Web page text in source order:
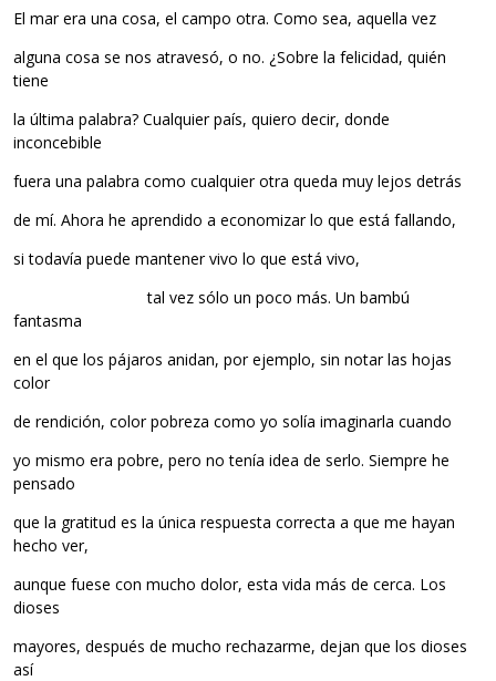
El mar era una cosa, el campo otra. Como sea, aquella vez
alguna cosa se nos atravesó, o no. ¿Sobre la felicidad, quién
tiene
la última palabra? Cualquier país, quiero decir, donde
inconcebible
fuera una palabra como cualquier otra queda muy lejos detrás
de mí. Ahora he aprendido a economizar lo que está fallando,
si todavía puede mantener vivo lo que está vivo,
……………………………tal vez sólo un poco más. Un bambú
fantasma
en el que los pájaros anidan, por ejemplo, sin notar las hojas
color
de rendición, color pobreza como yo solía imaginarla cuando
yo mismo era pobre, pero no tenía idea de serlo. Siempre he
pensado
que la gratitud es la única respuesta correcta a que me hayan
hecho ver,
aunque fuese con mucho dolor, esta vida más de cerca. Los
dioses
mayores, después de mucho rechazarme, dejan que los dioses
así